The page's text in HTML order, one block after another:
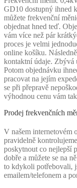
GD10 dostupný ihned
můžete frekvenční
objednat hned teď.
vám více než pár
proces je velmi
online košíku.
kontaktní údaje. Zbývá
Potom objednávku
pracovat na jejím
se při přepravě
výhodnou cenu vám
Prodej frekvenčních
V našem internetovém
pravidelně
poskytnout co nejlepší
dobře a můžete se na
to kdykoli potřebovali,
emailem/telefonem a